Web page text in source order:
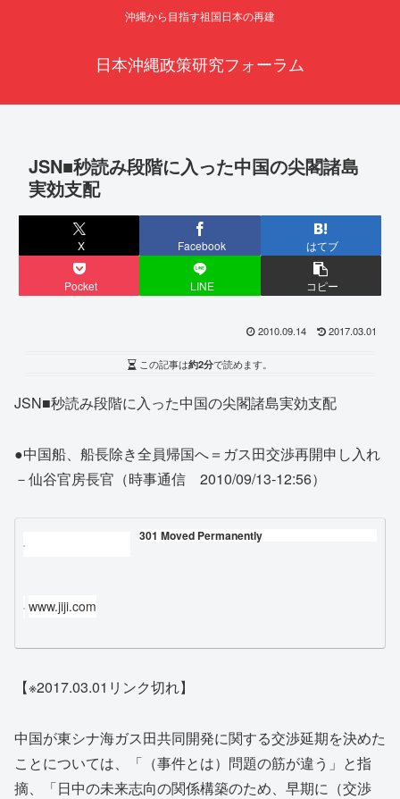
沖縄から目指す祖国日本の再建
日本沖縄政策研究フォーラム
JSN■秒読み段階に入った中国の尖閣諸島
実効支配
X Facebook はてブ
Pocket LINE コピー
2010.09.14 2017.03.01
この記事は約2分で読めます。
JSN■秒読み段階に入った中国の尖閣諸島実効支配
●中国船、船長除き全員帰国へ＝ガス田交渉再開申し入れ
－仙谷官房長官（時事通信 2010/09/13-12:56）
301 Moved Permanently
www.jiji.com
【※2017.03.01リンク切れ】
中国が東シナ海ガス田共同開発に関する交渉延期を決めた
ことについては、「（事件とは）問題の筋が違う」と指
摘、「日中の未来志向の関係構築のため、早期に（交渉